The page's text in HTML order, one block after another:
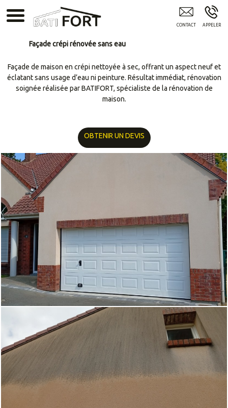
Façade crépi rénovée sans eau
Façade de maison en crépi nettoyée à sec, offrant un aspect neuf et
éclatant sans usage d’eau ni peinture. Résultat immédiat, rénovation
soignée réalisée par BATIFORT, spécialiste de la rénovation de
maison.
OBTENIR UN DEVIS